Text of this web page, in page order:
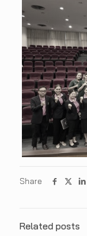
Share
Related posts